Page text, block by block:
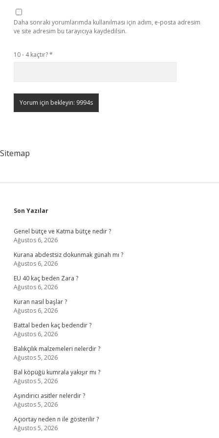
Daha sonraki yorumlarımda kullanılması için adım, e-posta adresim
ve site adresim bu tarayıcıya kaydedilsin.
10 - 4 kaçtır?*
Sitemap
Sidebar
Son Yazılar
Genel bütçe ve Katma bütçe nedir ?
Ağustos 6, 2026
Kurana abdestsiz dokunmak günah mı ?
Ağustos 6, 2026
EU 40 kaç beden Zara ?
Ağustos 6, 2026
Kuran nasıl başlar ?
Ağustos 6, 2026
Battal beden kaç bedendir ?
Ağustos 6, 2026
Balıkçılık malzemeleri nelerdir ?
Ağustos 5, 2026
Bal köpüğü kumrala yakışır mı ?
Ağustos 5, 2026
Aşındırıcı asitler nelerdir ?
Ağustos 5, 2026
Açıortay neden n ile gösterilir ?
Ağustos 5, 2026